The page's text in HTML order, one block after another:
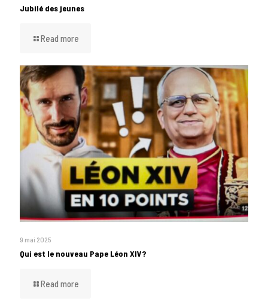
Jubilé des jeunes
Read more
9 mai 2025
Qui est le nouveau Pape Léon XIV?
Read more